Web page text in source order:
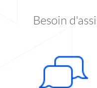
Besoin